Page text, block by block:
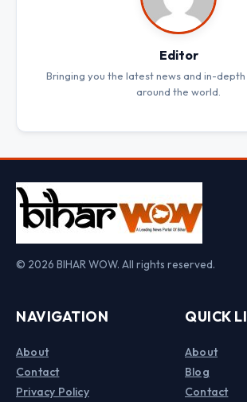
Editor
Bringing you the latest news and in-
around the world.
© 2026 BIHAR WOW. All rights reserved.
NAVIGATION
About
Contact
Privacy Policy
QUICK
About
Blog
Contact